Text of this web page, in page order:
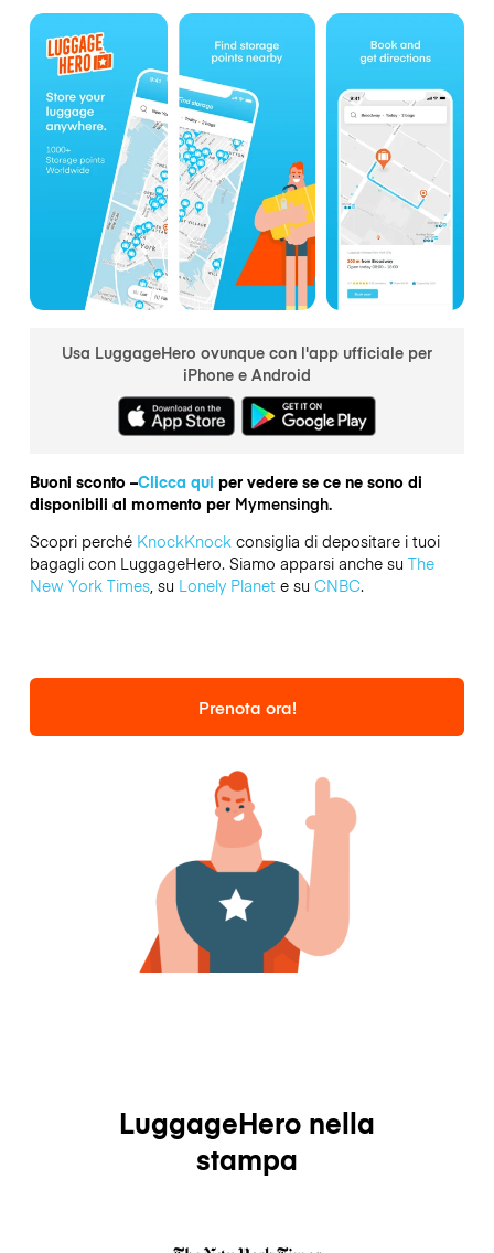
Usa LuggageHero ovunque con l'app ufficiale per
iPhone e Android
Buoni sconto –Clicca qui per vedere se ce ne sono di
disponibili al momento per Mymensingh.
Scopri perché KnockKnockconsiglia di depositare i tuoi
bagagli con LuggageHero. Siamo apparsi anche su The
New York Times, su Lonely Planete su CNBC.
Prenota ora!
LuggageHero nella
stampa